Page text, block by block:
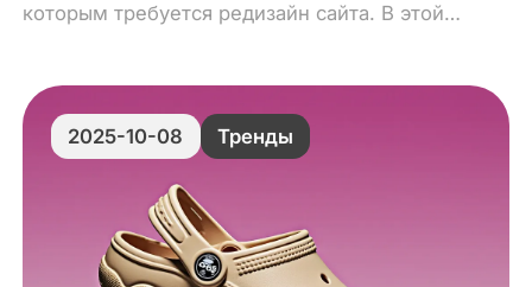
которым требуется редизайн сайта. В этой
2025-10-08 Тренды